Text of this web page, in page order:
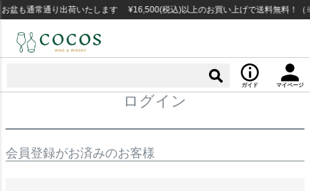
盆も通常通り出荷いたします ¥16,500(税込)以上のお買い上げで送料無料！（
ガイド マイページ
ログイン
会員登録がお済みのお客様